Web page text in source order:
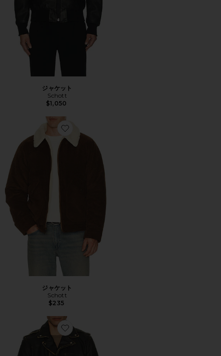
ジャケット
Schott
$1,050
Favorite ジャケット
ジャケット
Schott
$235
Favorite ジャケット